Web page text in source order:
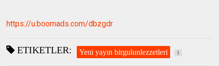
https://u.boomads.com/dbzgdr
ETIKETLER: Yeni yayın birgulunlezzetleri 1